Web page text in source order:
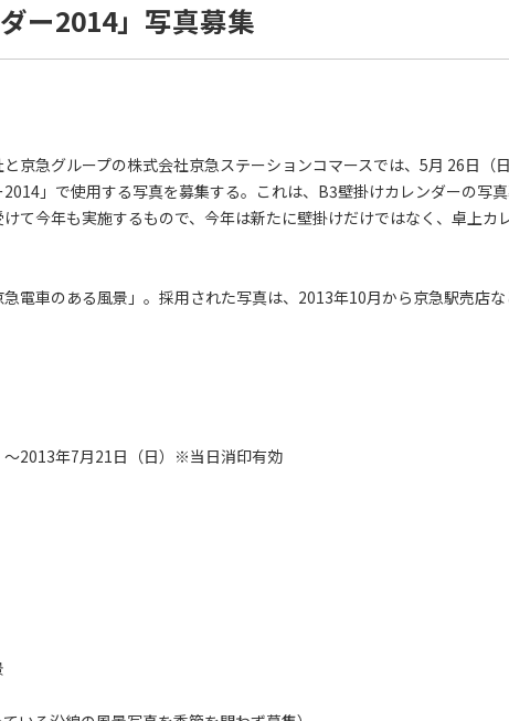
ー2014」写真募集
京急グループの株式会社京急ステーションコマースでは、5月 26日（
」で使用する写真を募集する。これは、B3壁掛けカレンダーの写真
て今年も実施するもので、今年は新たに壁掛けだけではなく、卓上カ
電車のある風景」。採用された写真は、2013年10月から京急駅売店な
2013年7月21日（日）※当日消印有効